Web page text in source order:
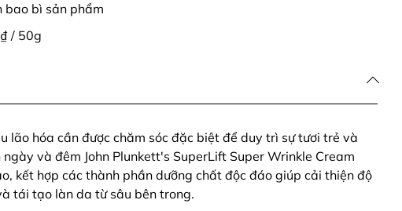
bao bì sản phẩm
/ 50g
lão hóa cần được chăm sóc đặc biệt để duy trì sự tươi trẻ và
và đêm John Plunkett's SuperLift Super Wrinkle Cream
kết hợp các thành phần dưỡng chất độc đáo giúp cải thiện độ
tái tạo làn da từ sâu bên trong.